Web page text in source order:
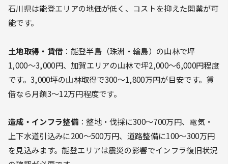
石川県は能登エリアの地価が低く、コストを抑えた開業が可
能です。
土地取得・賃借：能登半島（珠洲・輪島）の山林で坪
1,000〜3,000円、加賀エリアの山林で坪2,000〜6,000円程度
です。3,000坪の山林取得で300〜1,800万円が目安です。賃
借なら月額3〜12万円程度です。
造成・インフラ整備：整地・伐採に300〜700万円、電気・
上下水道引込みに200〜500万円、道路整備に100〜300万円
を見込みます。能登エリアは震災の影響でインフラ復旧状況